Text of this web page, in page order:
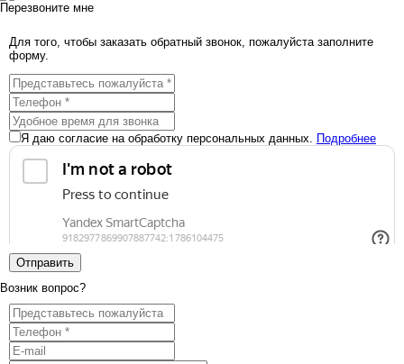
Перезвоните мне
Для того, чтобы заказать обратный звонок, пожалуйста заполните
форму.
Я даю согласие на обработку персональных данных. Подробнее
Отправить
Возник вопрос?